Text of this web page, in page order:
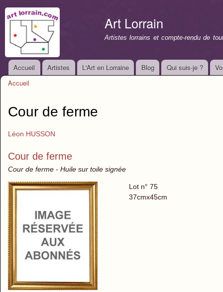
Art Lorrain
Artistes lorrains et compte-rendu de
Menu principal
Accueil Artistes L'Art en Lorraine Blog Qui suis-je ?
Accueil
Cour de ferme
Léon HUSSON
Cour de ferme
Cour de ferme - Huile sur toile signée
Lot n° 75
37cmx45cm